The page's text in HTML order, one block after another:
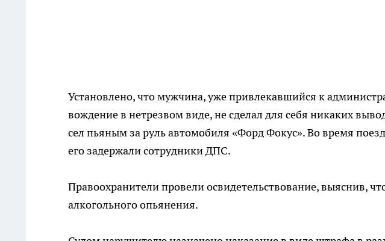
Установлено, что мужчина, уже привлекавшийся к
вождение в нетрезвом виде, не сделал для себя никаких
сел пьяным за руль автомобиля «Форд Фокус». Во время
его задержали сотрудники ДПС.
Правоохранители провели освидетельствование, выяснив,
алкогольного опьянения.